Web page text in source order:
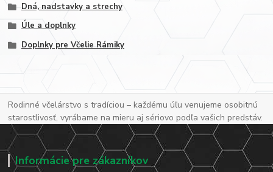
Dná, nadstavky a strechy
Úle a doplnky
Doplnky pre Včelie Rámiky
Rodinné včelárstvo s tradíciou – každému úľu venujeme osobitnú
starostlivosť, vyrábame na mieru aj sériovo podľa vašich predstáv.
Informácie pre zákazníkov